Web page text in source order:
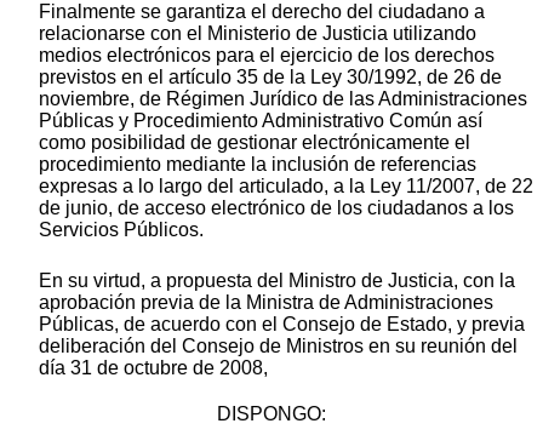
Finalmente se garantiza el derecho del ciudadano a
relacionarse con el Ministerio de Justicia utilizando
medios electrónicos para el ejercicio de los derechos
previstos en el artículo 35 de la Ley 30/1992, de 26 de
noviembre, de Régimen Jurídico de las Administraciones
Públicas y Procedimiento Administrativo Común así
como posibilidad de gestionar electrónicamente el
procedimiento mediante la inclusión de referencias
expresas a lo largo del articulado, a la Ley 11/2007, de 22
de junio, de acceso electrónico de los ciudadanos a los
Servicios Públicos.
En su virtud, a propuesta del Ministro de Justicia, con la
aprobación previa de la Ministra de Administraciones
Públicas, de acuerdo con el Consejo de Estado, y previa
deliberación del Consejo de Ministros en su reunión del
día 31 de octubre de 2008,
DISPONGO: